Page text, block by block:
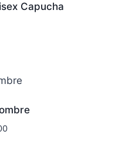
Capucha
Rango